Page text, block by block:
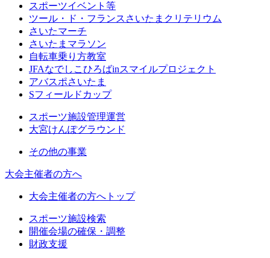
スポーツイベント等
ツール・ド・フランスさいたまクリテリウム
さいたマーチ
さいたまマラソン
自転車乗り方教室
JFAなでしこひろばinスマイルプロジェクト
アバスポさいたま
Sフィールドカップ
スポーツ施設管理運営
大宮けんぽグラウンド
その他の事業
大会主催者の方へ
大会主催者の方へトップ
スポーツ施設検索
開催会場の確保・調整
財政支援